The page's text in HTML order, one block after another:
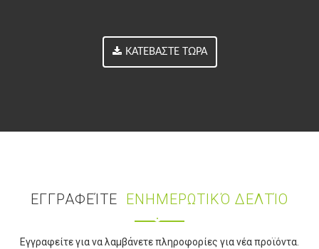
ΚΑΤΕΒΆΣΤΕ ΤΏΡΑ
ΕΓΓΡΑΦΕΊΤΕ ΕΝΗΜΕΡΩΤΙΚΌ ΔΕΛΤΊΟ
Εγγραφείτε για να λαμβάνετε πληροφορίες για νέα προϊόντα.